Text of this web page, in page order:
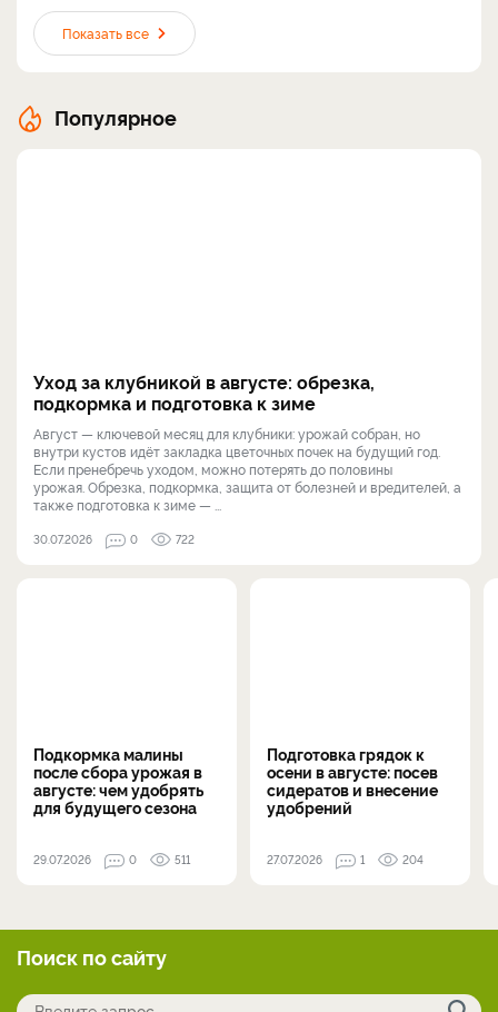
Показать все
Популярное
Уход за клубникой в августе: обрезка,
подкормка и подготовка к зиме
Август — ключевой месяц для клубники: урожай собран, но
внутри кустов идёт закладка цветочных почек на будущий год.
Если пренебречь уходом, можно потерять до половины
урожая. Обрезка, подкормка, защита от болезней и вредителей, а
также подготовка к зиме — ...
30.07.2026 0 722
Подкормка малины
после сбора урожая в
августе: чем удобрять
для будущего сезона
29.07.2026 0 511
Подготовка грядок к
осени в августе: посев
сидератов и внесение
удобрений
27.07.2026 1 204
Поиск по сайту